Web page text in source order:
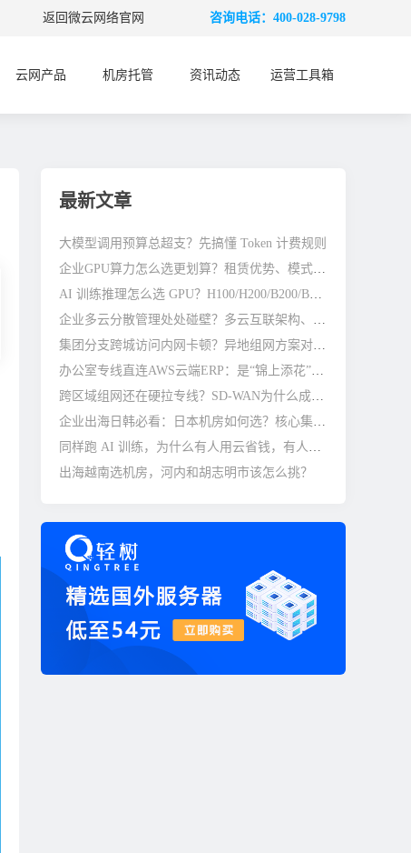
咨询电话：400-028-9798
返回微云网络官网
云网产品 机房托管 资讯动态 运营工具箱
最新文章
大模型调用预算总超支？先搞懂 Token 计费规则
企业GPU算力怎么选更划算？租赁优势、模式与避坑全指南
AI 训练推理怎么选 GPU？H100/H200/B200/B300 差别在哪
企业多云分散管理处处碰壁？多云互联架构、避坑与优化指南
集团分支跨城访问内网卡顿？异地组网方案对比参考
办公室专线直连AWS云端ERP：是“锦上添花”还是“刚需标配”？
跨区域组网还在硬拉专线？SD-WAN为什么成了企业主流选择
企业出海日韩必看：日本机房如何选？核心集群与避坑指南
同样跑 AI 训练，为什么有人用云省钱，有人托管更划算？
出海越南选机房，河内和胡志明市该怎么挑？